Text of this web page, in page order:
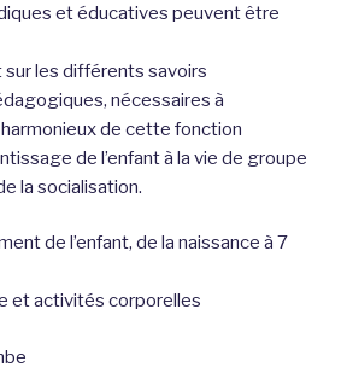
et éducatives peuvent être
sur les différents savoirs
nécessaires à
de cette fonction
de l’enfant à la vie de groupe
la socialisation.
de l’enfant, de la naissance à 7
et activités corporelles